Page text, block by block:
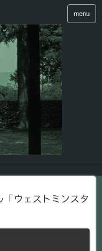
menu
ウェストミンスタ